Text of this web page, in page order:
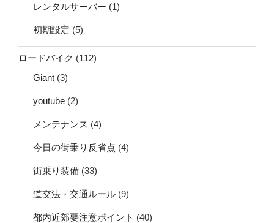
レンタルサーバー (1)
初期設定 (5)
ロードバイク (112)
Giant (3)
youtube (2)
メンテナンス (4)
今日の街乗り反省点 (4)
街乗り装備 (33)
道交法・交通ルール (9)
都内近郊要注意ポイント (40)